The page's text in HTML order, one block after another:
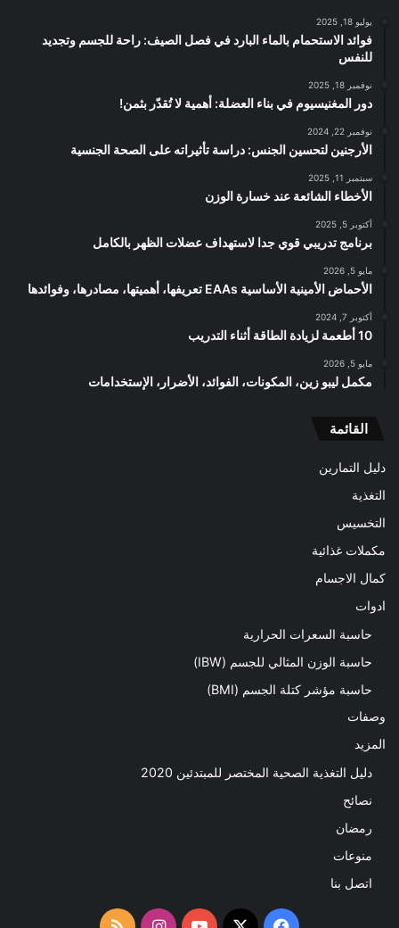
يوليو 18, 2025
فوائد الاستحمام بالماء البارد في فصل الصيف: راحة للجسم وتجديد
للنفس
نوفمبر 18, 2025
دور المغنيسيوم في بناء العضلة: أهمية لا تُقدّر بثمن!
نوفمبر 22, 2024
الأرجنين لتحسين الجنس: دراسة تأثيراته على الصحة الجنسية
سبتمبر 11, 2025
الأخطاء الشائعة عند خسارة الوزن
أكتوبر 5, 2025
برنامج تدريبي قوي جدا لاستهداف عضلات الظهر بالكامل
مايو 5, 2026
الأحماض الأمينية الأساسية EAAs تعريفها، أهميتها، مصادرها، وفوائدها
أكتوبر 7, 2024
10 أطعمة لزيادة الطاقة أثناء التدريب
مايو 5, 2026
مكمل ليبو زين، المكونات، الفوائد، الأضرار، الإستخدامات
القائمة
دليل التمارين
التغذية
التخسيس
مكملات غذائية
كمال الاجسام
ادوات
حاسبة السعرات الحرارية
حاسبة الوزن المثالي للجسم (IBW)
حاسبة مؤشر كتلة الجسم (BMI)
وصفات
المزيد
دليل التغذية الصحية المختصر للمبتدئين 2020​
نصائح
رمضان
منوعات
اتصل بنا